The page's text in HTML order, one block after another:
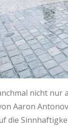
nicht
Aaron
die